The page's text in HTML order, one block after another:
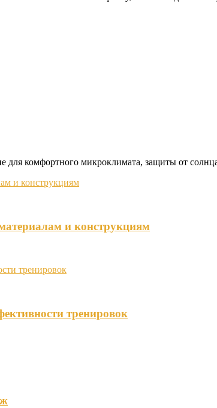
для комфортного микроклимата, защиты от
и конструкциям
тренировок